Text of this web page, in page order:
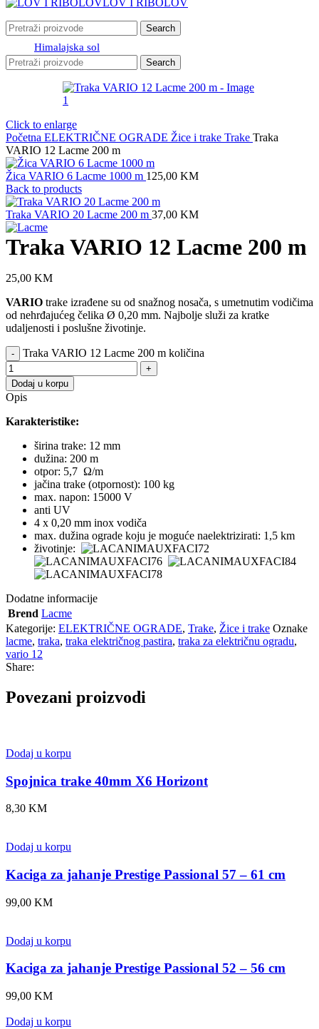
LOV I RIBOLOV
Search
Himalajska sol
Search
Click to enlarge
Početna ELEKTRIČNE OGRADE Žice i trake Trake Traka
VARIO 12 Lacme 200 m
Žica VARIO 6 Lacme 1000 m 125,00 KM
Back to products
Traka VARIO 20 Lacme 200 m 37,00 KM
Traka VARIO 12 Lacme 200 m
25,00 KM
VARIO trake izrađene su od snažnog nosača, s umetnutim vodičima
od nehrđajućeg čelika Ø 0,20 mm. Najbolje služi za kratke
udaljenosti i poslušne životinje.
Traka VARIO 12 Lacme 200 m količina
Dodaj u korpu
Opis
Karakteristike:
širina trake: 12 mm
dužina: 200 m
otpor: 5,7 Ω/m
jačina trake (otpornost): 100 kg
max. napon: 15000 V
anti UV
4 x 0,20 mm inox vodiča
max. dužina ograde koju je moguće naelektrizirati: 1,5 km
životinje:
Dodatne informacije
Brend Lacme
Kategorije: ELEKTRIČNE OGRADE, Trake, Žice i trake Oznake
lacme, traka, traka električnog pastira, traka za električnu ogradu,
vario 12
Share:
Povezani proizvodi
Dodaj u korpu
Spojnica trake 40mm X6 Horizont
8,30 KM
Dodaj u korpu
Kaciga za jahanje Prestige Passional 57 – 61 cm
99,00 KM
Dodaj u korpu
Kaciga za jahanje Prestige Passional 52 – 56 cm
99,00 KM
Dodaj u korpu